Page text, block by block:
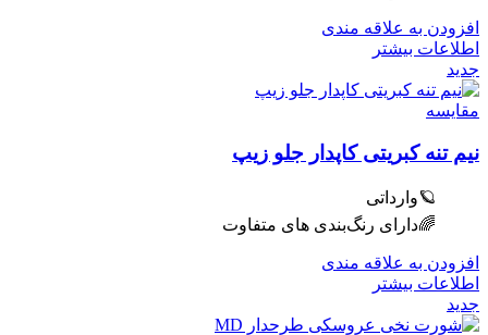
افزودن به علاقه مندی
اطلاعات بیشتر
جدید
مقایسه
نیم تنه کبریتی کاپدار جلو زیپ
🪐وارداتی
🌈دارای رنگ‌بندی های متفاوت
افزودن به علاقه مندی
اطلاعات بیشتر
جدید